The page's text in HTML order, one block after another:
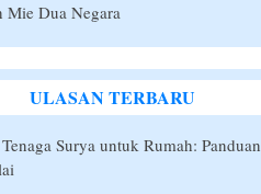
Mie Dua Negara
ULASAN TERBARU
Surya untuk Rumah: Panduan